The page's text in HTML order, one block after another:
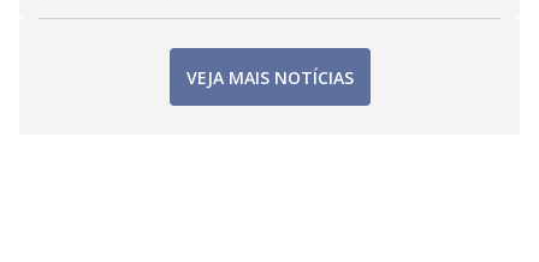
VEJA MAIS NOTÍCIAS